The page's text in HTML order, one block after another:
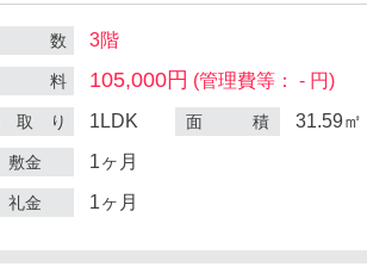
数 3階
料 105,000円 (管理費等： - 円)
取 り 1LDK 面 積 31.59㎡
敷金 1ヶ月
礼金 1ヶ月